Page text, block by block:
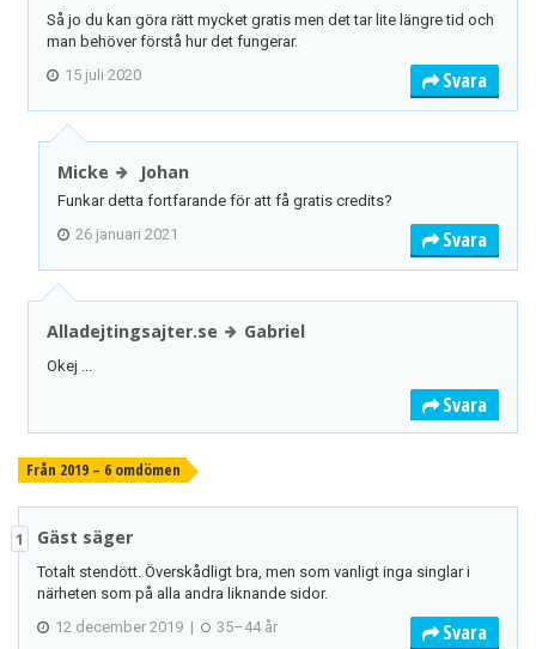
Så jo du kan göra rätt mycket gratis men det tar lite längre tid och
man behöver förstå hur det fungerar.
15 juli 2020
Svara
Micke Johan
Funkar detta fortfarande för att få gratis credits?
26 januari 2021
Svara
Alladejtingsajter.se Gabriel
Okej ...
Svara
Från 2019 – 6 omdömen
1 Gäst säger
Totalt stendött. Överskådligt bra, men som vanligt inga singlar i
närheten som på alla andra liknande sidor.
12 december 2019 | 35–44 år Svara